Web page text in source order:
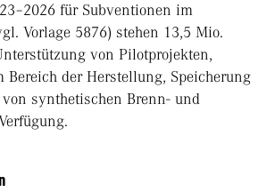
für Subventionen im
Vorlage 5876) stehen 13,5 Mio.
von Pilotprojekten,
Bereich der Herstellung, Speicherung
synthetischen Brenn- und